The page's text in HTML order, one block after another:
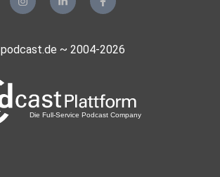
podcast.de ~ 2004-2026